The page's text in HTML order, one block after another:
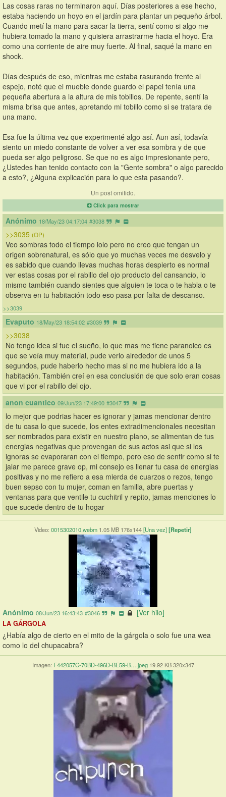
Las cosas raras no terminaron aquí. Días posteriores a ese hecho,
estaba haciendo un hoyo en el jardín para plantar un pequeño árbol.
Cuando metí la mano para sacar la tierra, sentí como si algo me
hubiera tomado la mano y quisiera arrastrarme hacia el hoyo. Era
como una corriente de aire muy fuerte. Al final, saqué la mano en
shock.
Días después de eso, mientras me estaba rasurando frente al
espejo, noté que el mueble donde guardo el papel tenía una
pequeña abertura a la altura de mis tobillos. De repente, sentí la
misma brisa que antes, apretando mi tobillo como si se tratara de
una mano.
Esa fue la última vez que experimenté algo así. Aun así, todavía
siento un miedo constante de volver a ver esa sombra y de que
pueda ser algo peligroso. Se que no es algo impresionante pero,
¿Ustedes han tenido contacto con la "Gente sombra" o algo parecido
a esto?, ¿Alguna explicación para lo que esta pasando?.
Un post omitido.
Click para mostrar
Anónimo 18/May/23 04:17:04 #3038
>>3035 (OP)
Veo sombras todo el tiempo lolo pero no creo que tengan un
origen sobrenatural, es sólo que yo muchas veces me desvelo y
es sabido que cuando llevas muchas horas despierto es normal
ver estas cosas por el rabillo del ojo producto del cansancio, lo
mismo también cuando sientes que alguien te toca o te habla o te
observa en tu habitación todo eso pasa por falta de descanso.
>>3039
Evaputo 18/May/23 18:54:02 #3039
>>3038
No tengo idea si fue el sueño, lo que mas me tiene paranoico es
que se veía muy material, pude verlo alrededor de unos 5
segundos, pude haberlo hecho mas si no me hubiera ido a la
habitación. También creí en esa conclusión de que solo eran cosas
que vi por el rabillo del ojo.
anon cuantico 09/Jun/23 17:49:00 #3047
lo mejor que podrias hacer es ignorar y jamas mencionar dentro
de tu casa lo que sucede, los entes extradimencionales necesitan
ser nombrados para existir en nuestro plano, se alimentan de tus
energias negativas que provengan de sus actos asi que si los
ignoras se evaporaran con el tiempo, pero eso de sentir como si te
jalar me parece grave op, mi consejo es llenar tu casa de energias
positivas y no me refiero a esa mierda de cuarzos o rezos, tengo
buen sepso con tu mujer, coman en familia, abre puertas y
ventanas para que ventile tu cuchitril y repito, jamas menciones lo
que sucede dentro de tu hogar
Video: 0015302010.webm 1.05 MB 176x144[Una vez][Repetir]
Anónimo 08/Jun/23 16:43:43 #3046 [Ver hilo]
LA GÁRGOLA
¿Había algo de cierto en el mito de la gárgola o solo fue una wea
como lo del chupacabra?
Imagen: F442057C-70BD-496D-BE59-B….jpeg 19.92 KB 320x347